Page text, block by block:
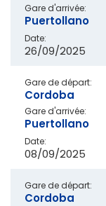
Gare d'arrivée:
Puertollano
Date:
26/09/2025
Gare de départ:
Cordoba
Gare d'arrivée:
Puertollano
Date:
08/09/2025
Gare de départ:
Cordoba